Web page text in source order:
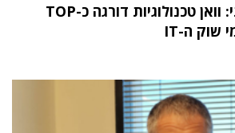
מחקר STKI השנתי: וואן טכנולוגיות דורגה כ-TOP